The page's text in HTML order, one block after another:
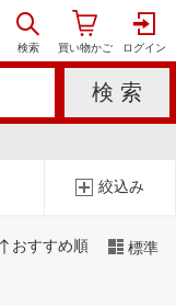
絞込み
おすすめ順 標準